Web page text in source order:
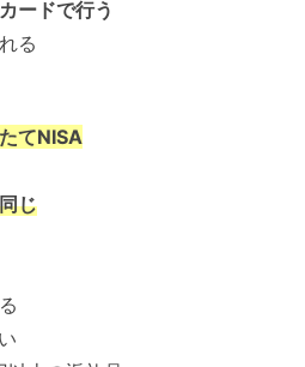
ードで行う
る
てNISA
じ